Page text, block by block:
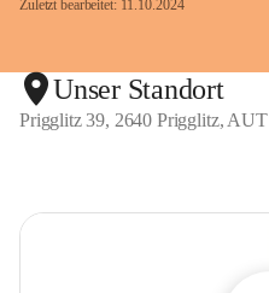
Zuletzt bearbeitet: 11.10.2024
Unser Standort
Prigglitz 39, 2640 Prigglitz, AUT